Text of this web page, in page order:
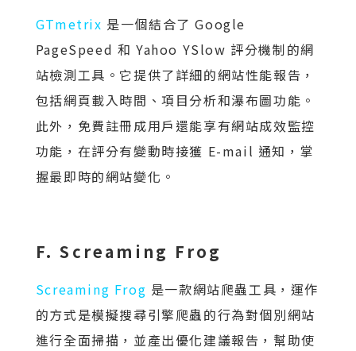
GTmetrix 是一個結合了 Google
PageSpeed 和 Yahoo YSlow 評分機制的網
站檢測工具。它提供了詳細的網站性能報告，
包括網頁載入時間、項目分析和瀑布圖功能。
此外，免費註冊成用戶還能享有網站成效監控
功能，在評分有變動時接獲 E-mail 通知，掌
握最即時的網站變化。
F. Screaming Frog
Screaming Frog 是一款網站爬蟲工具，運作
的方式是模擬搜尋引擎爬蟲的行為對個別網站
進行全面掃描，並產出優化建議報告，幫助使